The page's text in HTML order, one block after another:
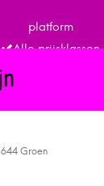
platform
Alle prijsklassen
Groen